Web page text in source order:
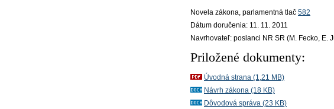
Novela zákona, parlamentná tlač 582
Dátum doručenia: 11. 11. 2011
Navrhovateľ: poslanci NR SR (M. Fecko, E.
Priložené dokumenty:
Úvodná strana (1,21 MB)
Návrh zákona (18 KB)
Dôvodová správa (23 KB)